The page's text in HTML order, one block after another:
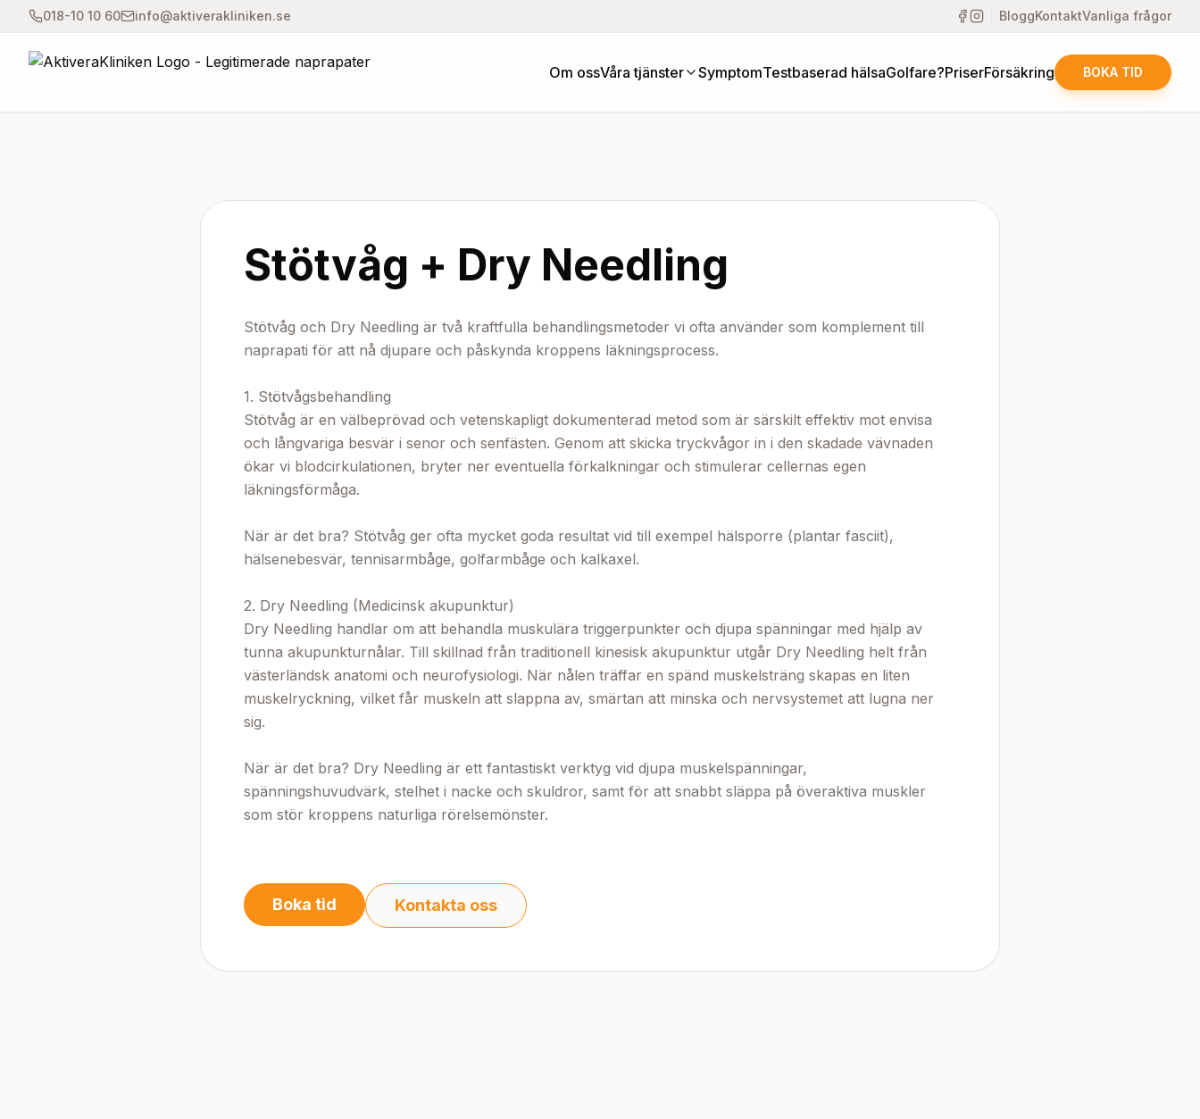
018-10 10 60 info@aktiverakliniken.se BloggKontaktVanliga frågor
Om ossVåra tjänster SymptomTestbaserad hälsaGolfare?PriserFörsäkring BOKA TID
Stötvåg + Dry Needling
Stötvåg och Dry Needling är två kraftfulla behandlingsmetoder vi ofta använder som komplement till
naprapati för att nå djupare och påskynda kroppens läkningsprocess.
1. Stötvågsbehandling
Stötvåg är en välbeprövad och vetenskapligt dokumenterad metod som är särskilt effektiv mot envisa
och långvariga besvär i senor och senfästen. Genom att skicka tryckvågor in i den skadade vävnaden
ökar vi blodcirkulationen, bryter ner eventuella förkalkningar och stimulerar cellernas egen
läkningsförmåga.
När är det bra? Stötvåg ger ofta mycket goda resultat vid till exempel hälsporre (plantar fasciit),
hälsenebesvär, tennisarmbåge, golfarmbåge och kalkaxel.
2. Dry Needling (Medicinsk akupunktur)
Dry Needling handlar om att behandla muskulära triggerpunkter och djupa spänningar med hjälp av
tunna akupunkturnålar. Till skillnad från traditionell kinesisk akupunktur utgår Dry Needling helt från
västerländsk anatomi och neurofysiologi. När nålen träffar en spänd muskelsträng skapas en liten
muskelryckning, vilket får muskeln att slappna av, smärtan att minska och nervsystemet att lugna ner
sig.
När är det bra? Dry Needling är ett fantastiskt verktyg vid djupa muskelspänningar,
spänningshuvudvärk, stelhet i nacke och skuldror, samt för att snabbt släppa på överaktiva muskler
som stör kroppens naturliga rörelsemönster.
Boka tid Kontakta oss